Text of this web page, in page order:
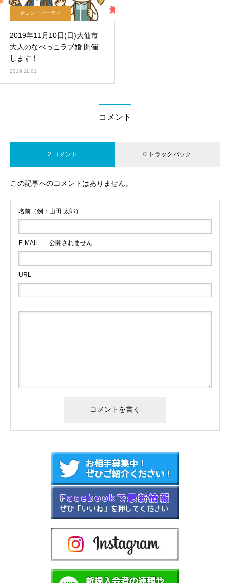
合コン・パーティ
2019年11月10日(日)大仙市
大人のなべっこラブ婚 開催
します！
2019.11.01
コメント
2 コメント 0 トラックバック
この記事へのコメントはありません。
名前（例：山田 太郎）
E-MAIL - 公開されません -
URL